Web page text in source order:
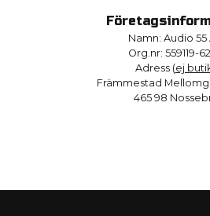
Namn: Audio 55
Org.nr: 559119-
Adress (ej
Främmestad
465 98